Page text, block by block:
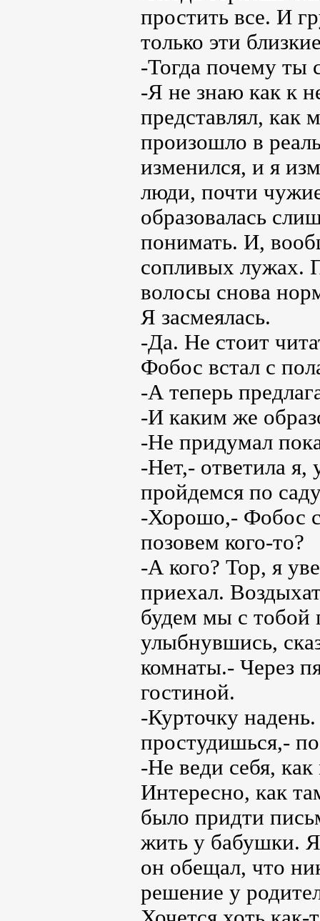
простить все. И
только эти
-Тогда почему ты
-Я не знаю как к
представлял, как
произошло в
изменился, и я
люди, почти
образовалась
понимать. И,
сопливых лужах.
волосы снова
Я засмеялась.
-Да. Не стоит
Фобос встал с
-А теперь
-И каким же
-Не придумал
-Нет,- ответила я,
пройдемся по
-Хорошо,- Фобос
позовем кого-то?
-А кого? Тор, я
приехал.
будем мы с тобой
улыбнувшись,
комнаты.- Через
гостиной.
-Курточку
простудишься,-
-Не веди себя,
Интересно, как
было придти
жить у бабушки.
он обещал, что
решение у